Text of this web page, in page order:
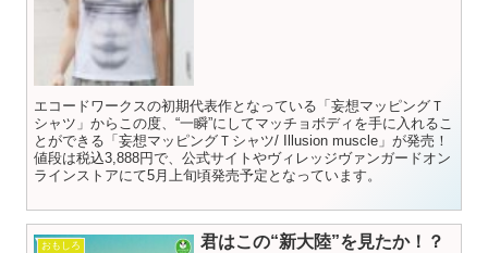
エコードワークスの初期代表作となっている「妄想マッピングＴ
シャツ」からこの度、“一瞬”にしてマッチョボディを手に入れるこ
とができる「妄想マッピングＴシャツ/ Illusion muscle」が発売！
値段は税込3,888円で、公式サイトやヴィレッジヴァンガードオン
ラインストアにて5月上旬頃発売予定となっています。
おもしろ
君はこの“新大陸”を見たか！？